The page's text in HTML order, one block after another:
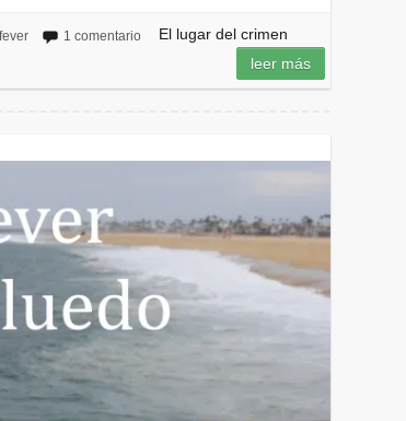
1 comentario
El lugar del crimen
leer más